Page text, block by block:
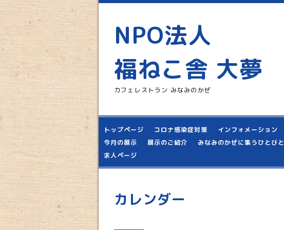
NPO法人
福ねこ舎 大夢
カフェレストラン みなみのかぜ
トップページ コロナ感染症対策 インフォメーション
今月の展示
展示のご紹介 みなみのかぜに集うひとびと
求人ページ
カレンダー